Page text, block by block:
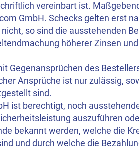
vereinbart ist.
GmbH. Schecks gelten erst
so sind die ausstehenden
höherer Zinsen
Gegenansprüchen des
Ansprüche ist nur zulässig,
sind.
ist berechtigt, noch
auszuführen
bekannt werden, welche die
und durch welche die